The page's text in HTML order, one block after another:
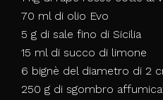
70 ml di olio Evo
5 g di sale fino di Sicilia
15 ml di succo di limone
6 bignè del diametro di 2
250 g di sgombro